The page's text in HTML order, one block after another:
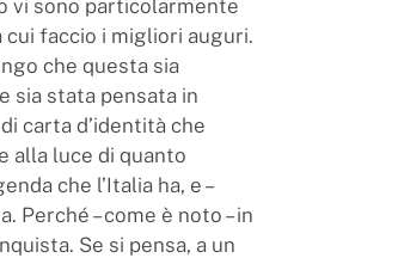
vi sono particolarmente
faccio i migliori auguri.
che questa sia
sia stata pensata in
carta d’identità che
alla luce di quanto
che l’Italia ha, e –
Perché – come è noto – in
Se si pensa, a un